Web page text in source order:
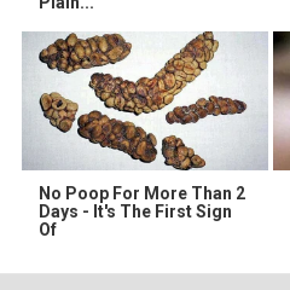
No Poop For More Than 2
Days - It's The First Sign
Of